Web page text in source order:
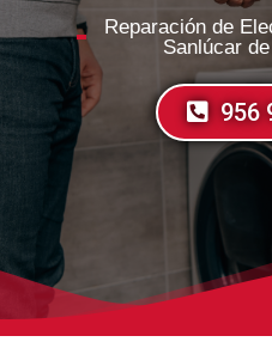
Reparación de
Sanlúcar
956